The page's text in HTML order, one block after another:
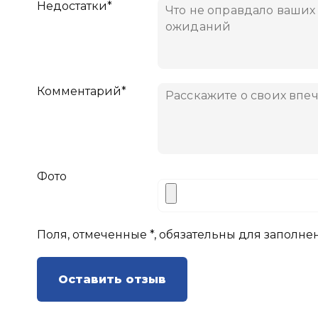
Недостатки*
Комментарий*
Фото
Поля, отмеченные *, обязательны для
Оставить отзыв